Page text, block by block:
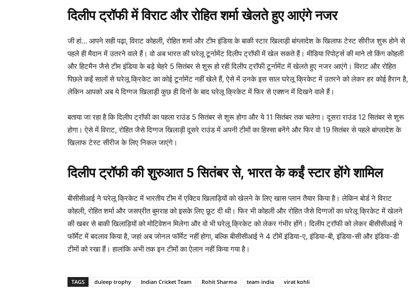
दिलीप ट्रॉफी में विराट और रोहित शर्मा खेलते हुए आएंगे नजर
जी हां… आपने सही पढ़ा, विराट कोहली, रोहित शर्मा और टीम इंडिया के बाकी स्टार खिलाड़ी बांग्लादेश के खिलाफ टेस्ट सीरीज शुरू होने से
पहले ही मैदान में उतरने वाले हैं। वो अब भारत की घरेलू टूर्नामेंट दिलीप ट्रॉफी में खेल सकते हैं। मीडिया रिपोर्ट्स की माने तो किंग कोहली
और हिटमैन जैसे टीम इंडिया के बड़े चेहरे 5 सितंबर से शुरू हो रही दिलीप ट्रॉफी टूर्नामेंट में खेलते हुए नजर आएंगे। विराट और रोहित
पिछले कईं सालों से घरेलू क्रिकेट का कोई टूर्नामेंट नहीं खेले हैं, ऐसे में उनके इस साल घरेलू क्रिकेट में उतरने को लेकर हर कोई हैरान है,
लेकिन आपको अब ये दिग्गज खिलाड़ी कुछ ही दिनों के बाद घरेलू क्रिकेट में फिर से एक्शन में दिखने वाले हैं।
बताया जा रहा है कि दिलीप ट्रॉफी का पहला राउंड 5 सितंबर से शुरू होगा और ये 11 सितंबर तक चलेगा। दूसरा राउंड 12 सितंबर से शुरू
होगा। ऐसे में विराट, रोहित जैसे दिग्गज खिलाड़ी दूसरे राउंड में अपनी टीमों का हिस्सा बनेंगे और फिर वो 19 सितंबर से पहले बांग्लादेश के
खिलाफ टेस्ट सीरीज के लिए निकल जाएंगे।
दिलीप ट्रॉफी की शुरुआत 5 सितंबर से, भारत के कईं स्टार होंगे शामिल
बीसीसीआई ने घरेलू क्रिकेट में भारतीय टीम में एक्टिव खिलाड़ियों को खेलने के लिए खास प्लान तैयार किया है। लेकिन बोर्ड ने विराट
कोहली, रोहित शर्मा और जसप्रीत बुमराह को इसके लिए छूट दी थी। फिर भी कोहली और रोहित जैसे दिग्गजों का घरेलू क्रिकेट में खेलने
की खबर से बाकी खिलाड़ियों को मोटिवेशन मिलेगा और वो भी घरेलू क्रिकेट को लेकर गंभीर होंगे। दिलीप ट्रॉफी को लेकर बीसीसीआई ने
फॉर्मेट में बदलाव किया है, जहां अब जोनल फॉर्मेट नहीं होगा, बल्कि बीसीसीआई ने 4 टीमें इंडिया-ए, इंडिया-बी, इंडिया-सी और इंडिया-डी
टीमों को रखा हैं। हालांकि अभी तक इन टीमों का ऐलान नहीं किया गया है।
TAGS duleep trophy Indian Cricket Team Rohit Sharma team india virat kohli